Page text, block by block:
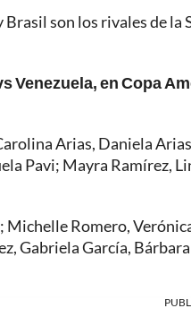
son los rivales de
Venezuela, en Copa
Arias, Daniela
Pavi; Mayra Ramírez,
Michelle Romero,
Gabriela García,